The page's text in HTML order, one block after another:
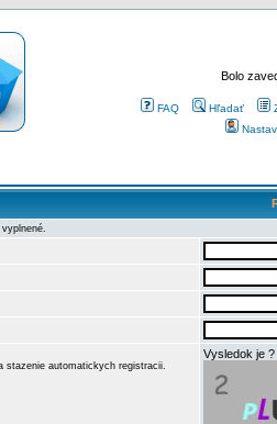
Bolo
FAQ Hľadať
stazenie automatickych registracii.
Vysledok je ?